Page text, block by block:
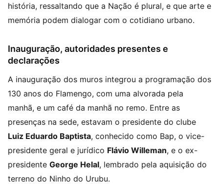
história, ressaltando que a Nação é plural, e que arte e
memória podem dialogar com o cotidiano urbano.
Inauguração, autoridades presentes e
declarações
A inauguração dos muros integrou a programação dos
130 anos do Flamengo, com uma alvorada pela
manhã, e um café da manhã no remo. Entre as
presenças na sede, estavam o presidente do clube
Luiz Eduardo Baptista, conhecido como Bap, o vice-
presidente geral e jurídico Flávio Willeman, e o ex-
presidente George Helal, lembrado pela aquisição do
terreno do Ninho do Urubu.